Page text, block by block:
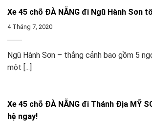
Xe 45 chỗ ĐÀ NẴNG đi Ngũ Hành Sơn
4 Tháng 7, 2020
Ngũ Hành Sơn – thắng cảnh bao gồm 5
một [...]
Xe 45 chỗ ĐÀ NẴNG đi Thánh Địa MỸ
hệ ngay!